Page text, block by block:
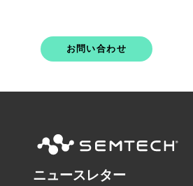
お問い合わせ
ニュースレター